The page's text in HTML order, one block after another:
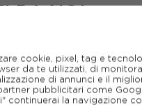
DA NOI
cookie, pixel, tag e
da te utilizzati, di
di annunci e il
pubblicitari come
continuerai la navigazione